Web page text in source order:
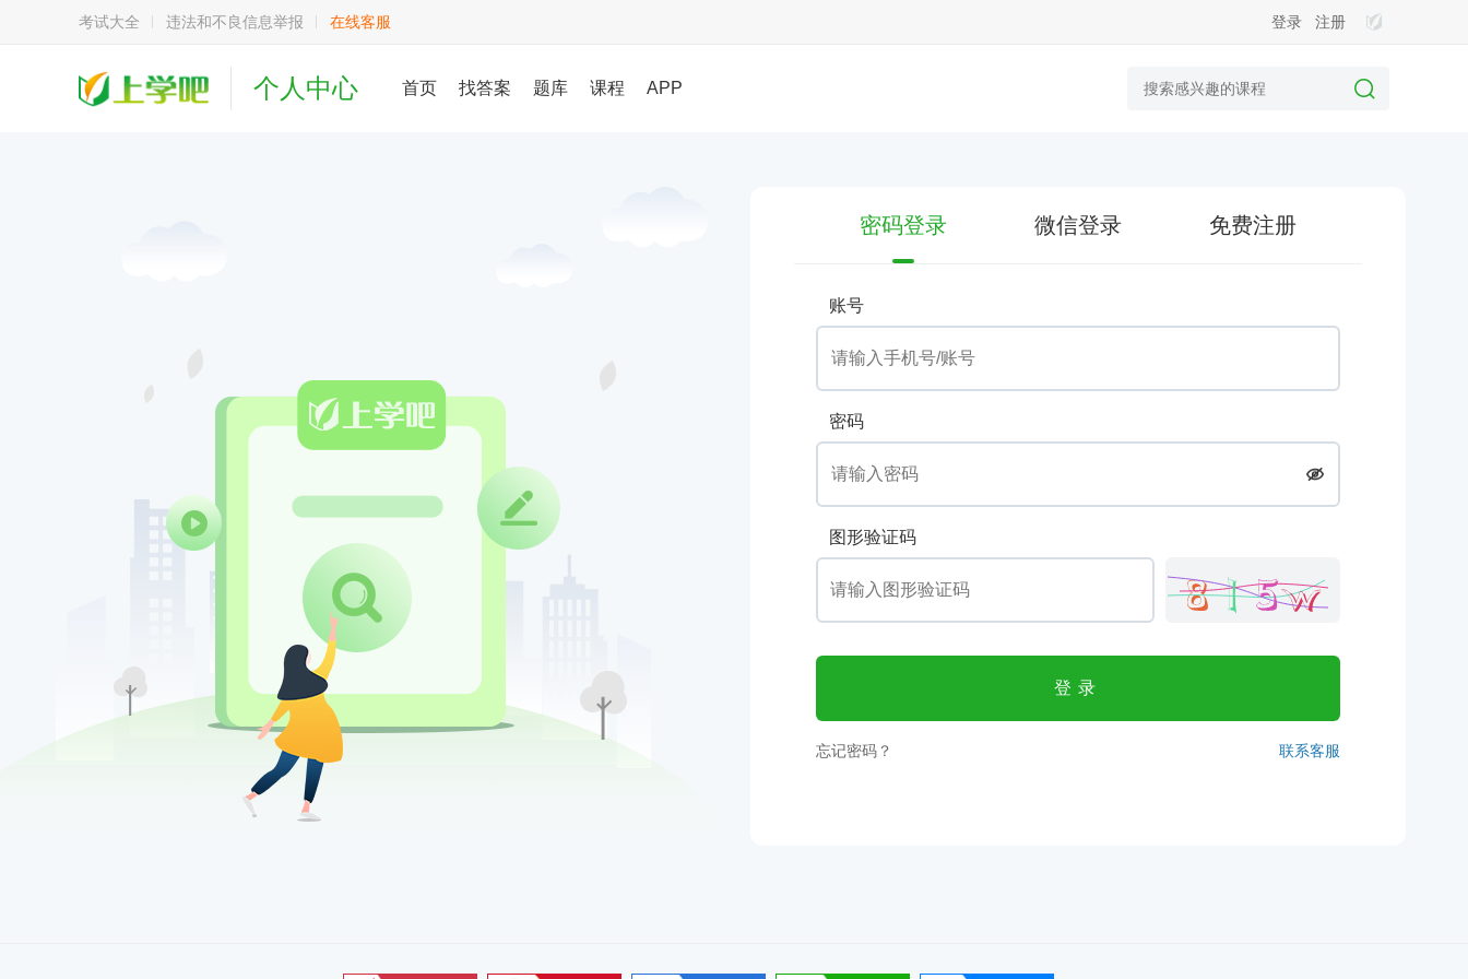
考试大全 违法和不良信息举报 在线客服 登录 注册
个人中心 首页 找答案 题库 课程 APP
密码登录 微信登录 免费注册
账号
密码
图形验证码
登录
忘记密码？ 联系客服